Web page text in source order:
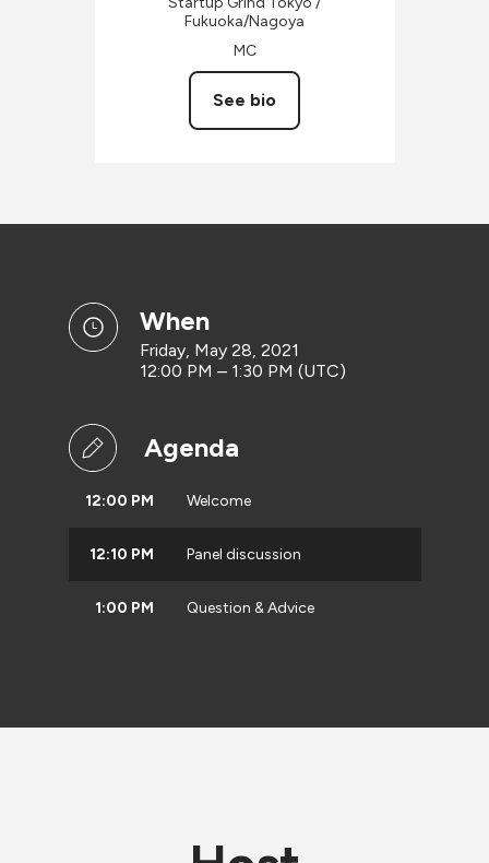
Fukuoka/Nagoya
MC
See bio
when
Friday, May 28, 2021
12:00 PM – 1:30 PM (UTC)
Agenda
12:00 PM Welcome
12:10 PM Panel discussion
1:00 PM Question & Advice